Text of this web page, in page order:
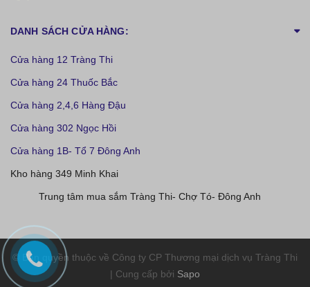
DANH SÁCH CỬA HÀNG:
Cửa hàng 12 Tràng Thi
Cửa hàng 24 Thuốc Bắc
Cửa hàng 2,4,6 Hàng Đậu
Cửa hàng 302 Ngọc Hồi
Cửa hàng 1B- Tổ 7 Đông Anh
Kho hàng 349 Minh Khai
Trung tâm mua sắm Tràng Thi- Chợ Tó- Đông Anh
© Bản quyền thuộc về Công ty CP Thương mại dịch vụ Tràng Thi
| Cung cấp bởi Sapo